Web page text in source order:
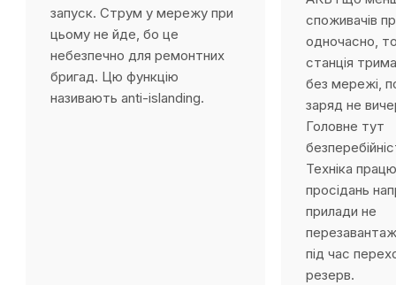
запуск. Струм у мережу при
цьому не йде, бо це
небезпечно для ремонтних
бригад. Цю функцію
називають anti-islanding.
споживачів
одночасно,
станція
без мережі,
заряд не
Головне тут
Техніка
просідань
прилади не
під час
резерв.